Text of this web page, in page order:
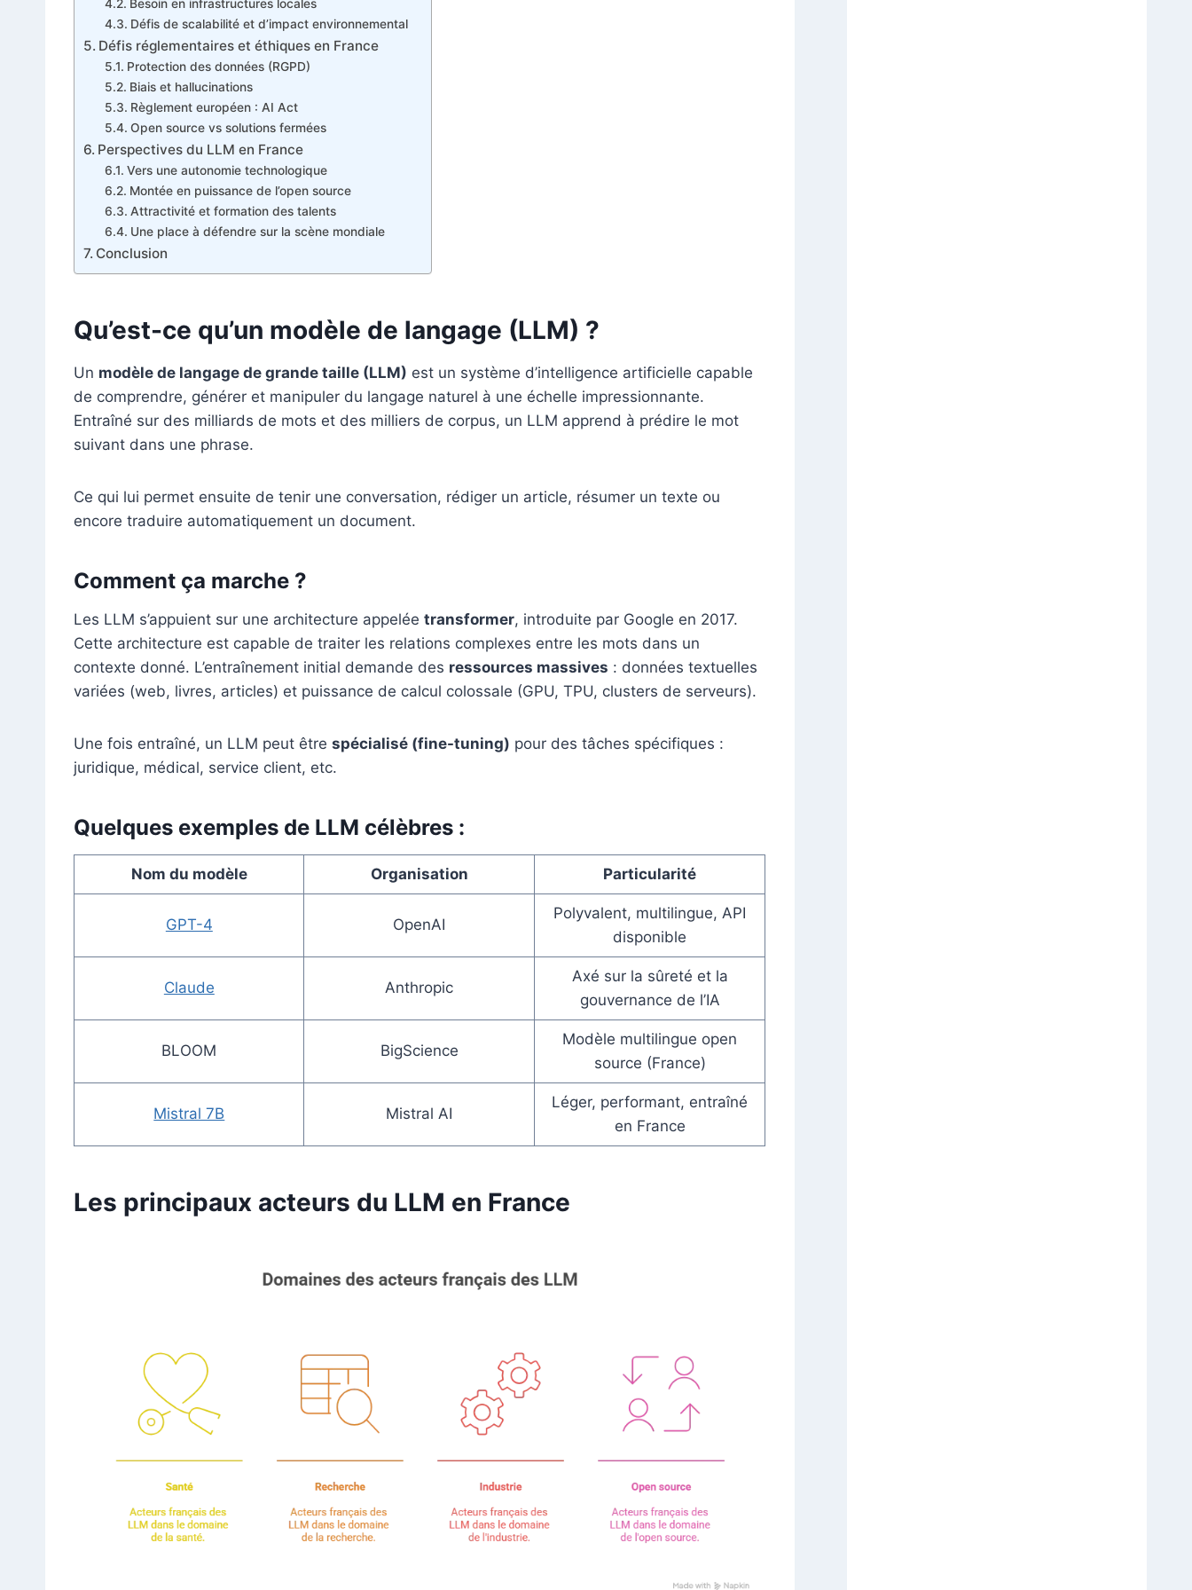
Besoin en infrastructures locales
Défis de scalabilité et d’impact environnemental
Défis réglementaires et éthiques en France
Protection des données (RGPD)
Biais et hallucinations
Règlement européen : AI Act
Open source vs solutions fermées
Perspectives du LLM en France
Vers une autonomie technologique
Montée en puissance de l’open source
Attractivité et formation des talents
Une place à défendre sur la scène mondiale
Conclusion
Qu’est-ce qu’un modèle de langage (LLM) ?
Un modèle de langage de grande taille (LLM) est un système d’intelligence artificielle capable
de comprendre, générer et manipuler du langage naturel à une échelle impressionnante.
Entraîné sur des milliards de mots et des milliers de corpus, un LLM apprend à prédire le mot
suivant dans une phrase.
Ce qui lui permet ensuite de tenir une conversation, rédiger un article, résumer un texte ou
encore traduire automatiquement un document.
Comment ça marche ?
Les LLM s’appuient sur une architecture appelée transformer, introduite par Google en 2017.
Cette architecture est capable de traiter les relations complexes entre les mots dans un
contexte donné. L’entraînement initial demande des ressources massives : données textuelles
variées (web, livres, articles) et puissance de calcul colossale (GPU, TPU, clusters de serveurs).
Une fois entraîné, un LLM peut être spécialisé (fine-tuning) pour des tâches spécifiques :
juridique, médical, service client, etc.
Quelques exemples de LLM célèbres :
Nom du modèle Organisation Particularité
GPT-4 OpenAI
Polyvalent, multilingue, API
disponible
Claude Anthropic
Axé sur la sûreté et la
gouvernance de l’IA
BLOOM BigScience
Modèle multilingue open
source (France)
Mistral 7B Mistral AI
Léger, performant, entraîné
en France
Les principaux acteurs du LLM en France